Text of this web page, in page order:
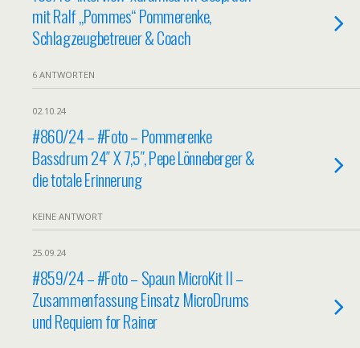
mit Ralf „Pommes“ Pommerenke,
Schlagzeugbetreuer & Coach
6 ANTWORTEN
02.10.24
#860/24 – #Foto – Pommerenke
Bassdrum 24″ X 7,5″, Pepe Lönneberger &
die totale Erinnerung
KEINE ANTWORT
25.09.24
#859/24 – #Foto – Spaun MicroKit II –
Zusammenfassung Einsatz MicroDrums
und Requiem for Rainer